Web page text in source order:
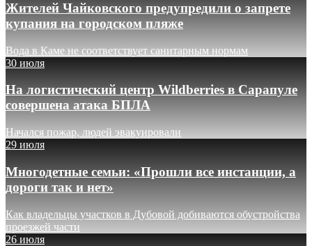
Жителей Чайковского предупредили о запрете
купания на городском пляже
Вода в Каме не соответствует санитарным нормам
30 июля
На логистический центр Wildberries в Сарапуле
совершена атака БПЛА
Начался пожар, людей эвакуировали
29 июля
Многодетные семьи: «Прошли все инстанции, а
дороги так и нет»
Как владельцы участков в Дубовой добиваются обустройства
проезжей части
26 июля